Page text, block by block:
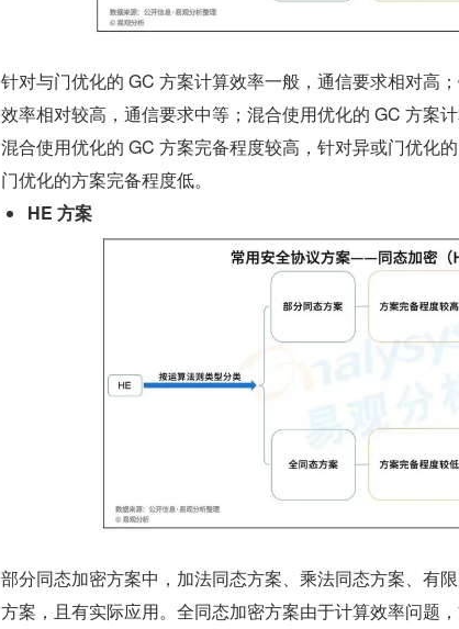
针对与门优化的 GC 方案计算效率一般，通信要求相对高
效率相对较高，通信要求中等；混合使用优化的 GC 方案
混合使用优化的 GC 方案完备程度较高，针对异或门优化
门优化的方案完备程度低。
HE 方案
部分同态加密方案中，加法同态方案、乘法同态方案、有
方案，且有实际应用。全同态加密方案由于计算效率问题